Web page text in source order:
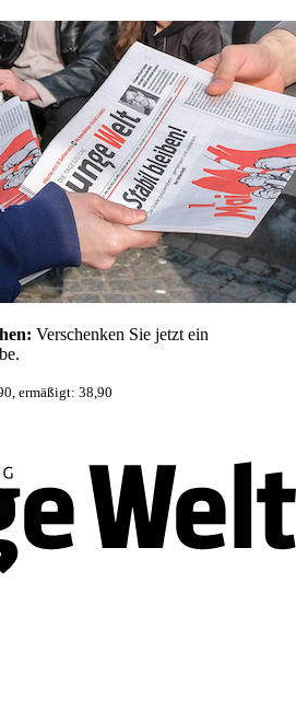
Verschenken Sie jetzt ein
ermäßigt: 38,90